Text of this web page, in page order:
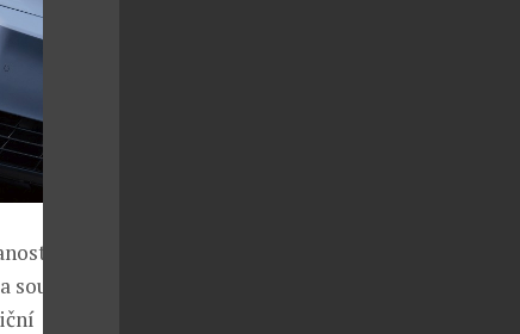
je